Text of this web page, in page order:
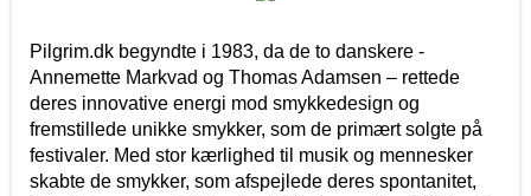
Pilgrim.dk begyndte i 1983, da de to danskere -
Annemette Markvad og Thomas Adamsen – rettede
deres innovative energi mod smykkedesign og
fremstillede unikke smykker, som de primært solgte på
festivaler. Med stor kærlighed til musik og mennesker
skabte de smykker, som afspejlede deres spontanitet,